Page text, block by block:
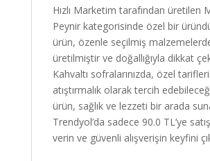
Hızlı Marketim tarafından üretilen
Peynir kategorisinde özel bir
ürün, özenle seçilmiş
üretilmiştir ve doğallığıyla dikkat
Kahvaltı sofralarınızda, özel
atıştırmalık olarak tercih
ürün, sağlık ve lezzeti bir arada
Trendyol’da sadece 90.0 TL’ye
verin ve güvenli alışverişin keyfini